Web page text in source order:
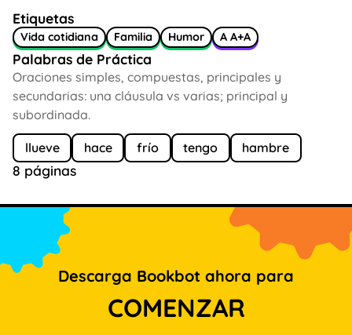
Etiquetas
Vida cotidiana Familia Humor A A+A
Palabras de Práctica
Oraciones simples, compuestas, principales y
secundarias: una cláusula vs varias; principal y
subordinada.
llueve hace frío tengo hambre
8 páginas
Descarga Bookbot ahora para
COMENZAR